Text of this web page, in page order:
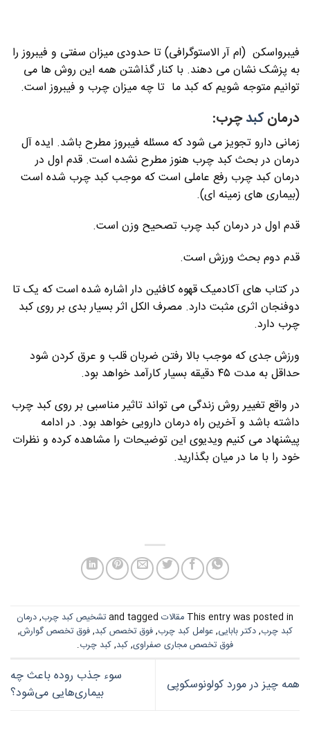
فیبرواسکن (ام آر الاستوگرافی) تا حدودی میزان سفتی و فیبروز را
به پزشک نشان می دهند. با کنار گذاشتن همه این روش ها می
توانیم متوجه شویم که کبد ما تا چه میزان چرب و فیبروز است.
درمانکبدچرب:
زمانی دارو تجویز می شود که مسئله فیبروز مطرح باشد. ایده آل
درمان در بحث کبد چرب هنوز مطرح نشده است. قدم اول در
درمان کبد چرب رفع عاملی است که موجب کبد چرب شده است
(بیماری های زمینه ای).
قدم اول در درمان کبد چرب تصحیح وزن است.
قدم دوم بحث ورزش است.
در کتاب های آکادمیک قهوه کافئین دار اشاره شده است که یک تا
دوفنجان اثری مثبت دارد. مصرف الکل اثر بسیار بدی بر روی کبد
چرب دارد.
ورزش جدی که موجب بالا رفتن ضربان قلب و عرق کردن شود
حداقل به مدت ۴۵ دقیقه بسیار کارآمد خواهد بود.
در واقع تغییر روش زندگی می تواند تاثیر مناسبی بر روی کبد چرب
داشته باشد و آخرین راه درمان دارویی خواهد بود. در ادامه
پیشنهاد می کنیم ویدیوی این توضیحات را مشاهده کرده و نظرات
خود را با ما در میان بگذارید.
This entry was posted in مقالات تشخیص کبد چرب,درمان
کبد چرب,دکتر بابایی,عوامل کبد چرب,فوق تخصص کبد,فوق تخصص گوارش,
فوق تخصص مجاری صفراوی,کبد,کبد چرب.
همه چیز در مورد کولونوسکوپی
سوء جذب روده باعث چه
بیماری‌هایی می‌شود؟